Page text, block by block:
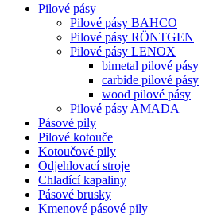
Pilové pásy
Pilové pásy BAHCO
Pilové pásy RÖNTGEN
Pilové pásy LENOX
bimetal pilové pásy
carbide pilové pásy
wood pilové pásy
Pilové pásy AMADA
Pásové pily
Pilové kotouče
Kotoučové pily
Odjehlovací stroje
Chladící kapaliny
Pásové brusky
Kmenové pásové pily